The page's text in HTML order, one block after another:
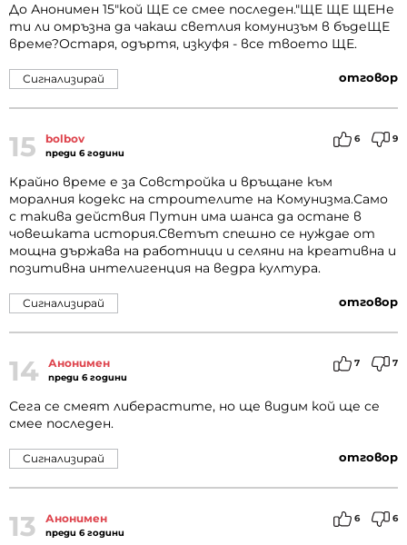
До Анонимен 15"кой ЩЕ се смее последен."ЩЕ ЩЕ ЩЕНе
ти ли омръзна да чакаш светлия комунизъм в бъдеЩЕ
време?Остаря, одъртя, изкуфя - все твоето ЩЕ.
отговор
Сигнализирай
15 bolbov
преди 6 години
6 9
Крайно време е за Совстройка и връщане към
моралния кодекс на строителите на Комунизма.Само
с такива действия Путин има шанса да остане в
човешката история.Светът спешно се нуждае от
мощна държава на работници и селяни на креативна и
позитивна интелигенция на ведра култура.
отговор
Сигнализирай
14 Анонимен
преди 6 години
7 7
Сега се смеят либерастите, но ще видим кой ще се
смее последен.
отговор
Сигнализирай
13 Анонимен
преди 6 години
6 6